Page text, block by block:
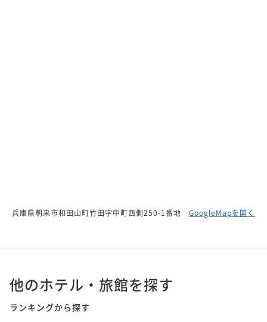
兵庫県朝来市和田山町竹田字中町西側250-1番地 GoogleMapを開く
他のホテル・旅館を探す
ランキングから探す